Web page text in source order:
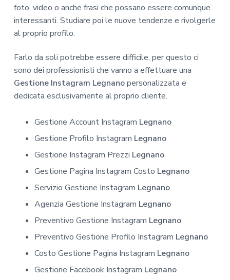
foto, video o anche frasi che possano essere comunque
interessanti. Studiare poi le nuove tendenze e rivolgerle
al proprio profilo.
Farlo da soli potrebbe essere difficile, per questo ci
sono dei professionisti che vanno a effettuare una
Gestione Instagram Legnanopersonalizzata e
dedicata esclusivamente al proprio cliente.
Gestione Account Instagram Legnano
Gestione Profilo Instagram Legnano
Gestione Instagram Prezzi Legnano
Gestione Pagina Instagram Costo Legnano
Servizio Gestione Instagram Legnano
Agenzia Gestione Instagram Legnano
Preventivo Gestione Instagram Legnano
Preventivo Gestione Profilo Instagram Legnano
Costo Gestione Pagina Instagram Legnano
Gestione Facebook Instagram Legnano